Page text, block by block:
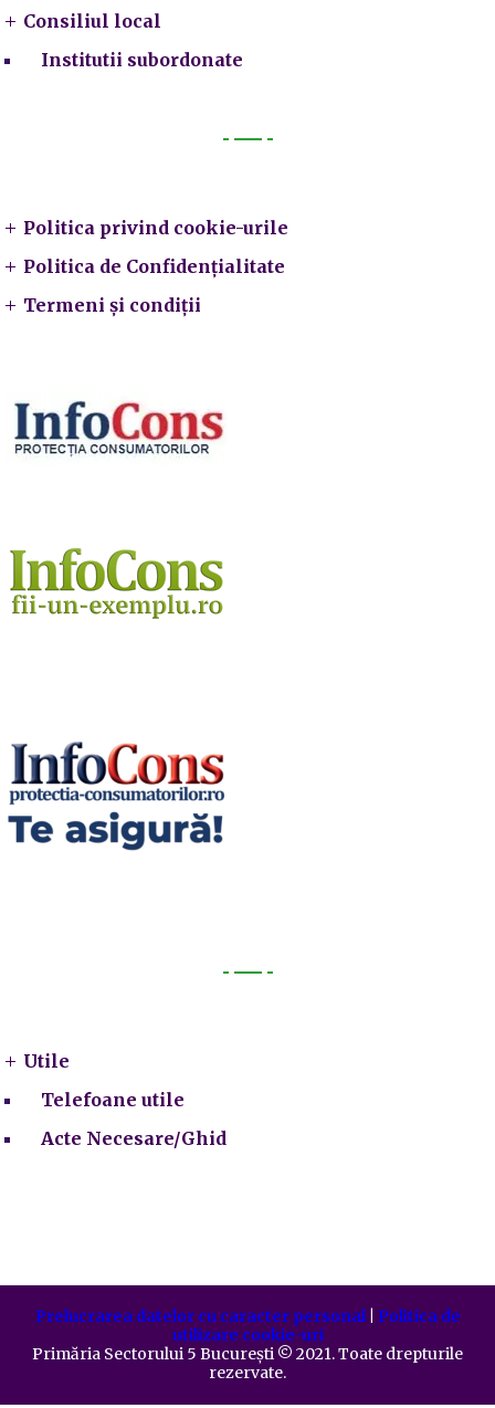
Consiliul local
Institutii subordonate
Politica privind cookie-urile
Politica de Confidențialitate
Termeni și condiții
Utile
Telefoane utile
Acte Necesare/Ghid
Prelucrarea datelor cu caracter personal| Politica de
utilizare cookie-uri
Primăria Sectorului 5 București ©️ 2021. Toate drepturile
rezervate.